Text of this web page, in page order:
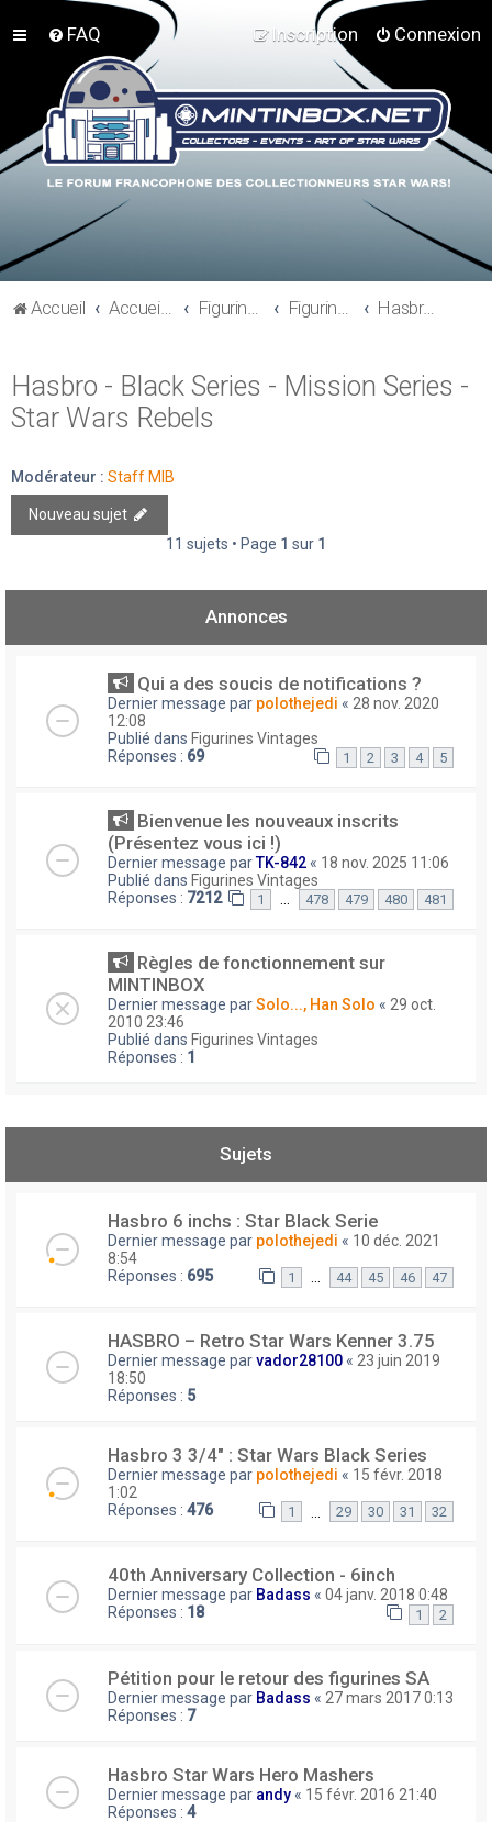
FAQ Connexion
Inscription
Accueil Accueil du forum Figurines 3"3/4, Playsets, Vaisseaux,… Figurines Actuelles Hasbro - Black Series - Mission Series - Star Wars Rebels
Hasbro - Black Series - Mission Series -
Star Wars Rebels
Modérateur : Staff MIB
Nouveau sujet
11 sujets • Page 1 sur 1
Annonces
Qui a des soucis de notifications ?
Dernier message par polothejedi « 28 nov. 2020
12:08
Publié dans Figurines Vintages
Réponses : 69 1 2 3 4 5
Bienvenue les nouveaux inscrits
(Présentez vous ici !)
Dernier message parTK-842 « 18 nov. 2025 11:06
Publié dans Figurines Vintages
Réponses : 7212 1 … 478 479 480 481
Règles de fonctionnement sur
MINTINBOX
Dernier message parSolo..., Han Solo « 29 oct.
2010 23:46
Publié dans Figurines Vintages
Réponses : 1
Sujets
Hasbro 6 inchs : Star Black Serie
Dernier message par polothejedi « 10 déc. 2021
8:54
Réponses : 695 1 … 44 45 46 47
HASBRO – Retro Star Wars Kenner 3.75
Dernier message parvador28100 « 23 juin 2019
18:50
Réponses : 5
Hasbro 3 3/4" : Star Wars Black Series
Dernier message par polothejedi « 15 févr. 2018
1:02
Réponses : 476 1 29 30 31 32
40th Anniversary Collection - 6inch
Dernier message par Badass « 04 janv. 2018 0:48
Réponses : 18 1 2
Pétition pour le retour des figurines SA
Dernier message par Badass « 27 mars 2017 0:13
Réponses : 7
Hasbro Star Wars Hero Mashers
Dernier message par andy « 15 févr. 2016 21:40
Réponses : 4